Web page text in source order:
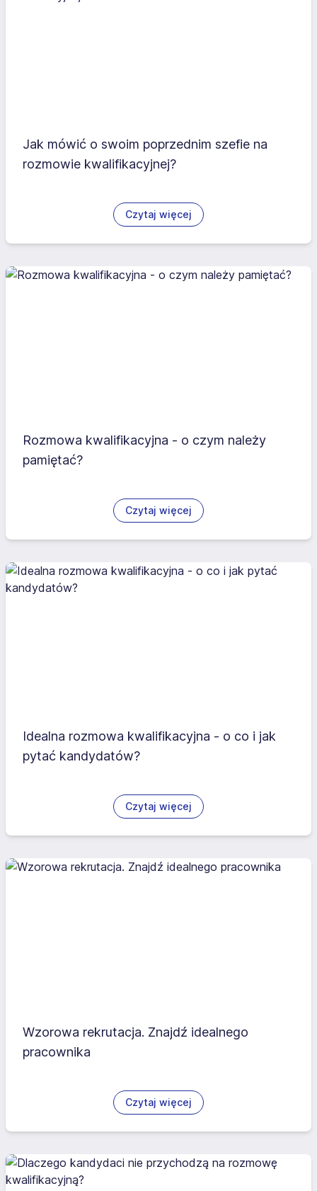
Jak mówić o swoim poprzednim szefie na
rozmowie kwalifikacyjnej?
Czytaj więcej
Rozmowa kwalifikacyjna - o czym należy
pamiętać?
Czytaj więcej
Idealna rozmowa kwalifikacyjna - o co i jak
pytać kandydatów?
Czytaj więcej
Wzorowa rekrutacja. Znajdź idealnego
pracownika
Czytaj więcej